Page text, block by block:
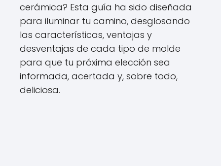
cerámica? Esta guía ha sido diseñada
para iluminar tu camino, desglosando
las características, ventajas y
desventajas de cada tipo de molde
para que tu próxima elección sea
informada, acertada y, sobre todo,
deliciosa.